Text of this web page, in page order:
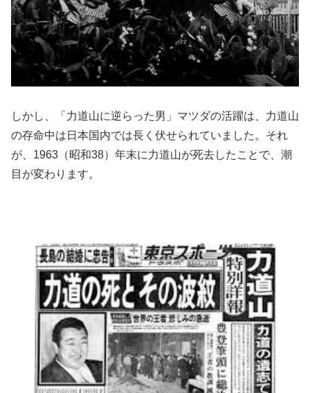
しかし、「力道山に逆らった男」マツダの活躍は、力道山
の存命中は日本国内では長く伏せられていました。それ
が、1963（昭和38）年末に力道山が死去したことで、潮
目が変わります。